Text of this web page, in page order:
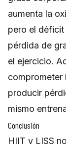
aumenta la
pero el
pérdida de
el ejercicio.
comprometer
producir
mismo
Conclusión
HIIT y LISS